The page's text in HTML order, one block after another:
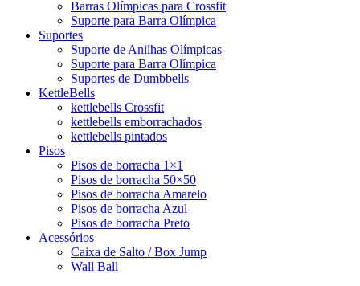
Barras Olímpicas para Crossfit
Suporte para Barra Olímpica
Suportes
Suporte de Anilhas Olímpicas
Suporte para Barra Olímpica
Suportes de Dumbbells
KettleBells
kettlebells Crossfit
kettlebells emborrachados
kettlebells pintados
Pisos
Pisos de borracha 1×1
Pisos de borracha 50×50
Pisos de borracha Amarelo
Pisos de borracha Azul
Pisos de borracha Preto
Acessórios
Caixa de Salto / Box Jump
Wall Ball